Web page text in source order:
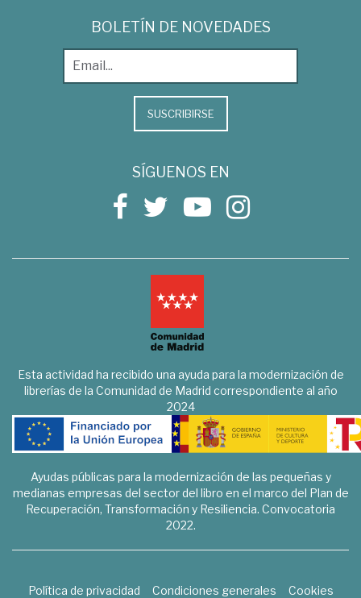
BOLETÍN DE NOVEDADES
SUSCRIBIRSE
SÍGUENOS EN
Esta actividad ha recibido una ayuda para la modernización de
librerías de la Comunidad de Madrid correspondiente al año
2024
Ayudas públicas para la modernización de las pequeñas y
medianas empresas del sector del libro en el marco del Plan de
Recuperación, Transformación y Resiliencia. Convocatoria
2022.
Política de privacidad Condiciones generales
Cookies